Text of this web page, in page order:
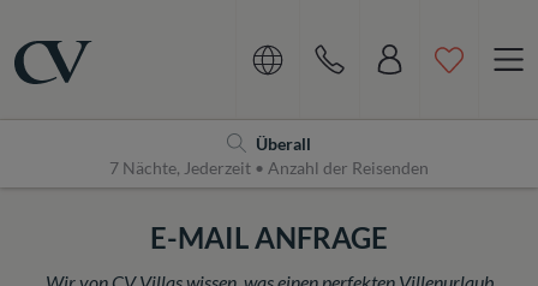
Überall
7 Nächte, Jederzeit • Anzahl der Reisenden
E-MAIL ANFRAGE